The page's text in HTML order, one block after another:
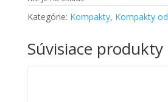
Kategórie: Kompakty, Kompakty
Súvisiace produkty